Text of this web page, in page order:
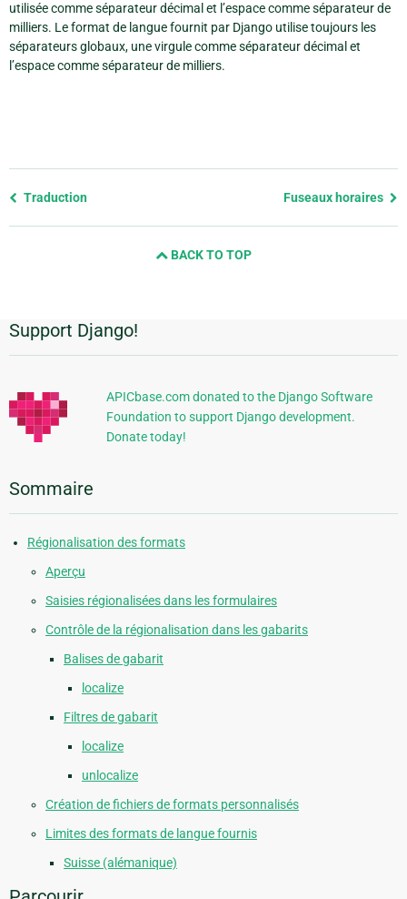
utilisée comme séparateur décimal et l’espace comme séparateur de
milliers. Le format de langue fournit par Django utilise toujours les
séparateurs globaux, une virgule comme séparateur décimal et
l’espace comme séparateur de milliers.
Previous
Traduction Fuseaux horaires
BACK TO TOP
Informations
supplémentaires
Support Django!
APICbase.com donated to the Django Software
Foundation to support Django development.
Donate today!
Sommaire
Régionalisation des formats
Aperçu
Saisies régionalisées dans les formulaires
Contrôle de la régionalisation dans les gabarits
Balises de gabarit
localize
Filtres de gabarit
localize
unlocalize
Création de fichiers de formats personnalisés
Limites des formats de langue fournis
Suisse (alémanique)